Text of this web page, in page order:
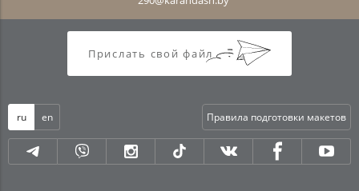
Прислать свой файл
ru en Правила подготовки макетов